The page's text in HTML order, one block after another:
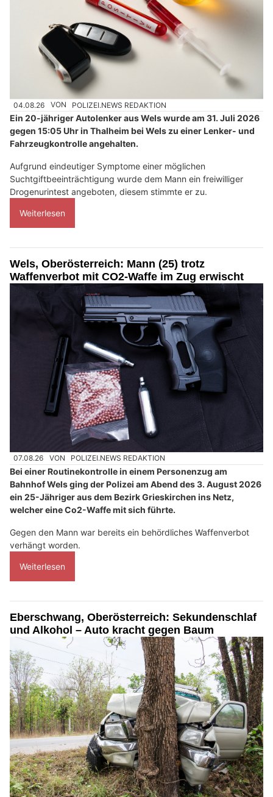
04.08.26 VON POLIZEI.NEWS REDAKTION
Ein 20-jähriger Autolenker aus Wels wurde am 31. Juli 2026
gegen 15:05 Uhr in Thalheim bei Wels zu einer Lenker- und
Fahrzeugkontrolle angehalten.
Aufgrund eindeutiger Symptome einer möglichen
Suchtgiftbeeinträchtigung wurde dem Mann ein freiwilliger
Drogenurintest angeboten, diesem stimmte er zu.
Weiterlesen
Wels, Oberösterreich: Mann (25) trotz
Waffenverbot mit CO2-Waffe im Zug erwischt
07.08.26 VON POLIZEI.NEWS REDAKTION
Bei einer Routinekontrolle in einem Personenzug am
Bahnhof Wels ging der Polizei am Abend des 3. August 2026
ein 25-Jähriger aus dem Bezirk Grieskirchen ins Netz,
welcher eine Co2-Waffe mit sich führte.
Gegen den Mann war bereits ein behördliches Waffenverbot
verhängt worden.
Weiterlesen
Eberschwang, Oberösterreich: Sekundenschlaf
und Alkohol – Auto kracht gegen Baum